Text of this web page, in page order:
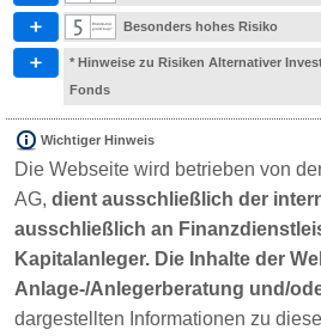
Besonders hohes Risiko
* Hinweise zu Risiken Alternativer
Fonds
Wichtiger Hinweis
Die Webseite wird betrieben von
AG, dient ausschließlich der
ausschließlich an
Kapitalanleger. Die Inhalte der
Anlage-/Anlegerberatung und/
dargestellten Informationen zu